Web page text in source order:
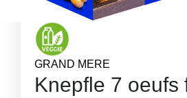
GRAND MERE
Knepfle 7 oeufs